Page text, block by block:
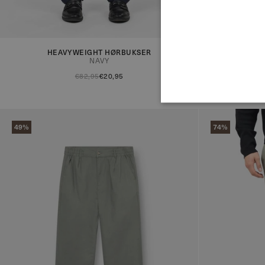
Du får nu besked når produktet er på lager!
HEAVYWEIGHT HØRBUKSER
NAVY
€82,95€20,95
Du får nu
49% 74%